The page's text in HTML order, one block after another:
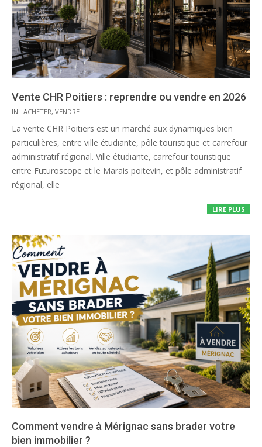
Vente CHR Poitiers : reprendre ou vendre en 2026
2026-
07-
26
IN: ACHETER, VENDRE
La vente CHR Poitiers est un marché aux dynamiques bien
particulières, entre ville étudiante, pôle touristique et carrefour
administratif régional. Ville étudiante, carrefour touristique
entre Futuroscope et le Marais poitevin, et pôle administratif
régional, elle
LIRE PLUS
Comment vendre à Mérignac sans brader votre
bien immobilier ?